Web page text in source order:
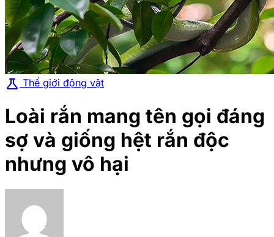
science Thế giới động vật
Loài rắn mang tên gọi đáng
sợ và giống hệt rắn độc
nhưng vô hại